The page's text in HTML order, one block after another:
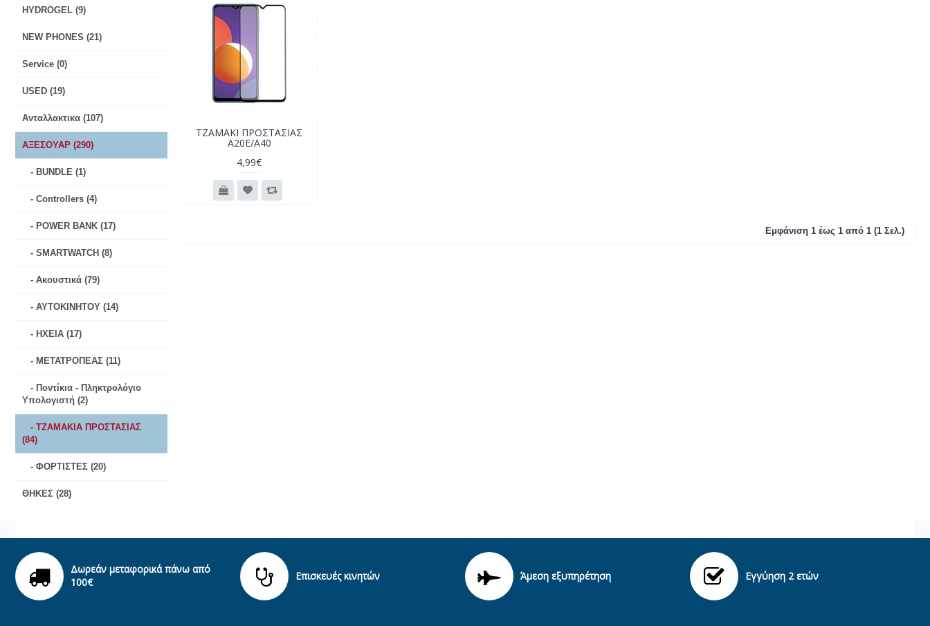
HYDROGEL (9)
NEW PHONES (21)
Service (0)
USED (19)
Ανταλλακτικα (107)
ΑΞΕΣΟΥΑΡ (290)
- BUNDLE (1)
- Controllers (4)
- POWER BANK (17)
- SMARTWATCH (8)
- Ακουστικά (79)
- ΑΥΤΟΚΙΝΗΤΟΥ (14)
- ΗΧΕΙΑ (17)
- ΜΕΤΑΤΡΟΠΕΑΣ (11)
- Ποντίκια - Πληκτρολόγιο
Υπολογιστή (2)
- ΤΖΑΜΑΚΙΑ ΠΡΟΣΤΑΣΙΑΣ
(84)
- ΦΟΡΤΙΣΤΕΣ (20)
ΘΗΚΕΣ (28)
ΤΖΑΜΑΚΙ ΠΡΟΣΤΑΣΙΑΣ
A20E/A40
4,99€
Εμφάνιση 1 έως 1 από 1 (1 Σελ.)
Δωρεάν μεταφορικά πάνω από
100€
Επισκευές κινητών Άμεση εξυπηρέτηση Εγγύηση 2 ετών